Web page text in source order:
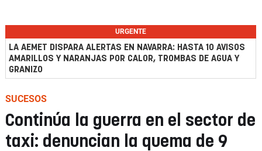
URGENTE
LA AEMET DISPARA ALERTAS EN NAVARRA: HASTA 10 AVISOS
AMARILLOS Y NARANJAS POR CALOR, TROMBAS DE AGUA Y
GRANIZO
SUCESOS
Continúa la guerra en el sector de
taxi: denuncian la quema de 9